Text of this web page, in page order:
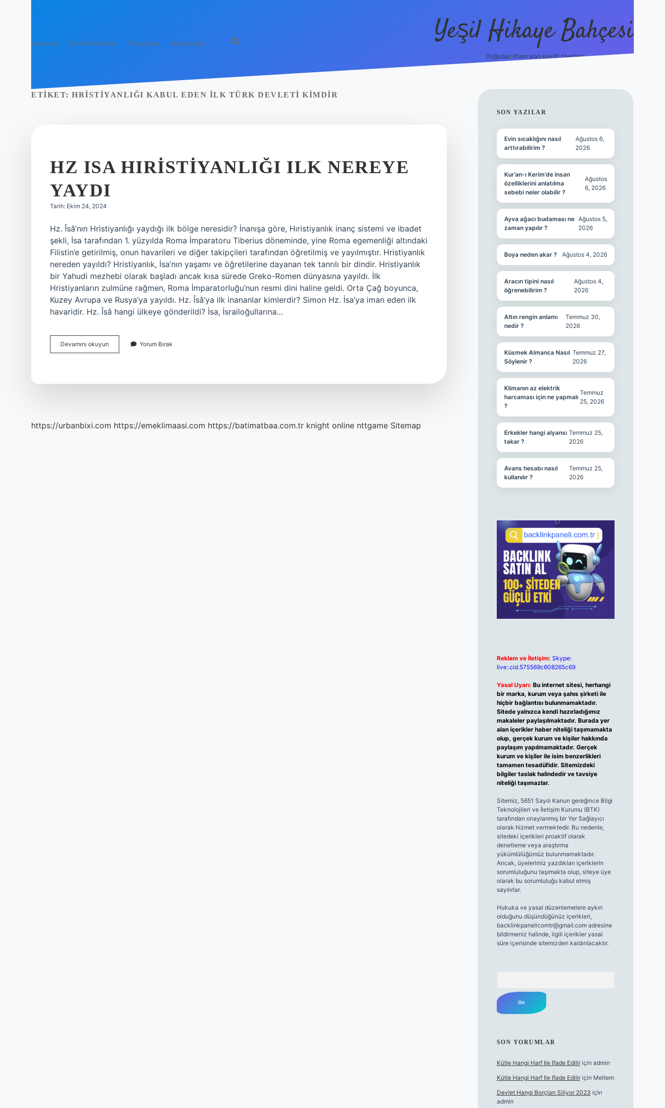
Anasayfa Gizlilik Politikası Yasal Uyarı Hakkımızda Yeşil Hikaye Bahçesi
Doğadan ilham alan keyifli öneriler!
ETIKET: HRISTIYANLIĞI KABUL EDEN ILK TÜRK DEVLETI KIMDIR
HZ ISA HIRISTIYANLIĞI ILK NEREYE
YAYDI
Tarih: Ekim 24, 2024
Hz. Îsâ’nın Hristiyanlığı yaydığı ilk bölge neresidir? İnanışa göre, Hıristiyanlık inanç sistemi ve ibadet
şekli, İsa tarafından 1. yüzyılda Roma İmparatoru Tiberius döneminde, yine Roma egemenliği altındaki
Filistin’e getirilmiş, onun havarileri ve diğer takipçileri tarafından öğretilmiş ve yayılmıştır. Hristiyanlık
nereden yayıldı? Hristiyanlık, İsa’nın yaşamı ve öğretilerine dayanan tek tanrılı bir dindir. Hristiyanlık
bir Yahudi mezhebi olarak başladı ancak kısa sürede Greko-Romen dünyasına yayıldı. İlk
Hristiyanların zulmüne rağmen, Roma İmparatorluğu’nun resmi dini haline geldi. Orta Çağ boyunca,
Kuzey Avrupa ve Rusya’ya yayıldı. Hz. Îsâ’ya ilk inananlar kimlerdir? Simon Hz. İsa’ya iman eden ilk
havaridir. Hz. Îsâ hangi ülkeye gönderildi? İsa, İsrailoğullarına…
Devamını okuyun
Isa
Yorum Bırak
https://urbanbixi.com https://emeklimaasi.com https://batimatbaa.com.tr knight online nttgame Sitemap
SIDEBAR
SON YAZILAR
Evin sıcaklığını nasıl
arttırabilirim ?
Ağustos 6,
2026
Kur’an-ı Kerim’de insan
özelliklerini anlatılma
sebebi neler olabilir ?
Ağustos
6, 2026
Ayva ağacı budaması ne
zaman yapılır ?
Ağustos 5,
2026
Boya neden akar ? Ağustos 4, 2026
Aracın tipini nasıl
öğrenebilirim ?
Ağustos 4,
2026
Altın rengin anlamı
nedir ?
Temmuz 30,
2026
Küsmek Almanca Nasıl
Söylenir ?
Temmuz 27,
2026
Klimanın az elektrik
harcaması için ne yapmalı
?
Temmuz
25, 2026
Erkekler hangi alyansı
takar ?
Temmuz 25,
2026
Avans hesabı nasıl
kullanılır ?
Temmuz 25,
2026
Reklam ve İletişim: Skype:
live:.cid.575569c608265c69
Yasal Uyarı: Bu internet sitesi, herhangi
bir marka, kurum veya şahıs şirketi ile
hiçbir bağlantısı bulunmamaktadır.
Sitede yalnızca kendi hazırladığımız
makaleler paylaşılmaktadır. Burada yer
alan içerikler haber niteliği taşımamakta
olup, gerçek kurum ve kişiler hakkında
paylaşım yapılmamaktadır. Gerçek
kurum ve kişiler ile isim benzerlikleri
tamamen tesadüfidir. Sitemizdeki
bilgiler taslak halindedir ve tavsiye
niteliği taşımazlar.
Sitemiz, 5651 Sayılı Kanun gereğince Bilgi
Teknolojileri ve İletişim Kurumu (BTK)
tarafından onaylanmış bir Yer Sağlayıcı
olarak hizmet vermektedir. Bu nedenle,
sitedeki içerikleri proaktif olarak
denetleme veya araştırma
yükümlülüğümüz bulunmamaktadır.
Ancak, üyelerimiz yazdıkları içeriklerin
sorumluluğunu taşımakta olup, siteye üye
olarak bu sorumluluğu kabul etmiş
sayılırlar.
Hukuka ve yasal düzenlemelere aykırı
olduğunu düşündüğünüz içerikleri,
backlinkpanelicomtr@gmail.comadresine
bildirmeniz halinde, ilgili içerikler yasal
süre içerisinde sitemizden kaldırılacaktır.
SON YORUMLAR
Kütle Hangi Harf Ile Ifade Ediliriçin admin
Kütle Hangi Harf Ile Ifade Ediliriçin Meltem
Devlet Hangi Borçları Siliyor 2023 için
admin
https://betci.co/en